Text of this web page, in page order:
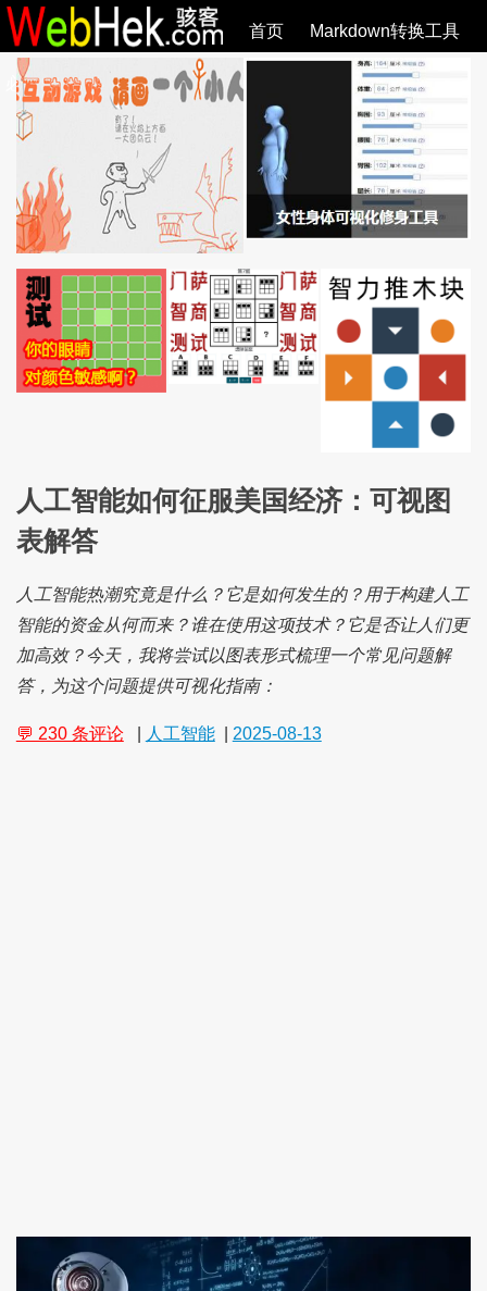
首页 Markdown转换工具
必观作品 SVG教程 SVG手册 全部文章
人工智能如何征服美国经济：可视图
表解答
人工智能热潮究竟是什么？它是如何发生的？用于构建人工
智能的资金从何而来？谁在使用这项技术？它是否让人们更
加高效？今天，我将尝试以图表形式梳理一个常见问题解
答，为这个问题提供可视化指南：
💬 230 条评论 人工智能 2025-08-13